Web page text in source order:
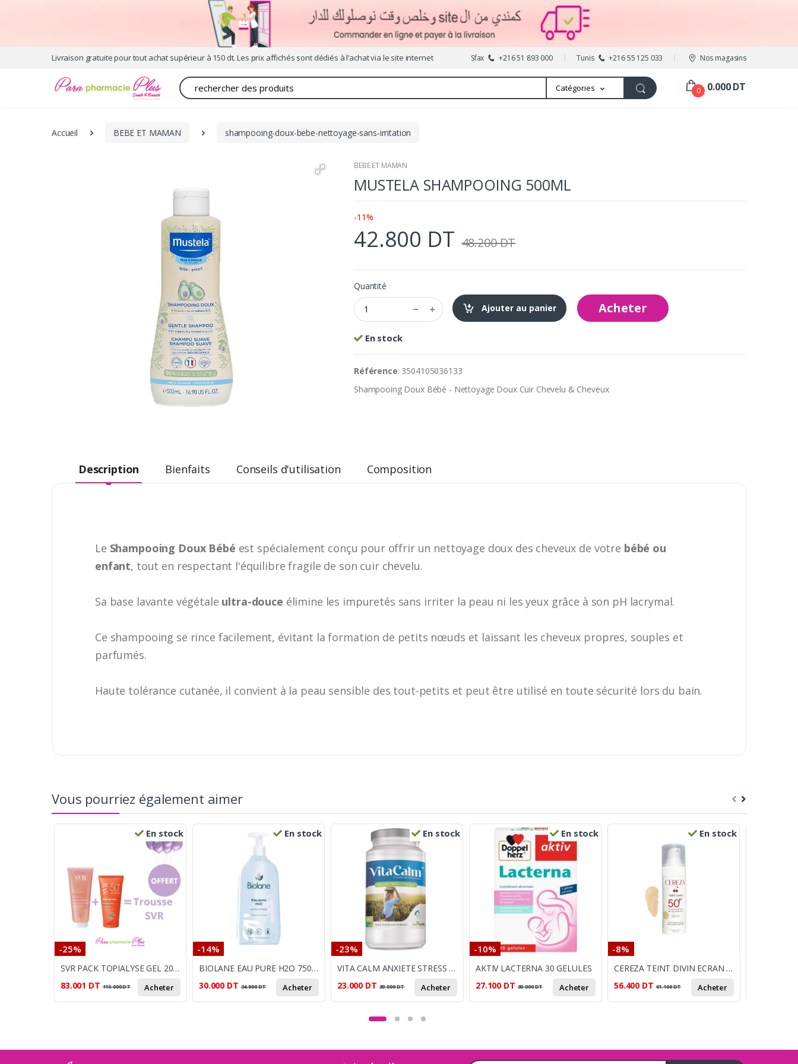
Livraison gratuite pour tout achat supérieur à 150 dt. Les prix affichés sont dédiés à l’achat via le site internet Sfax +216 51 893 000 Tunis +216 55 125 033 Nos magasins
Recherche Catégories 0 0.000 DT
Accueil BEBE ET MAMAN shampooing-doux-bebe-nettoyage-sans-irritation
BEBE ET MAMAN
MUSTELA SHAMPOOING 500ML
-11%
42.800 DT 48.200 DT
Quantité
Ajouter au panier
Acheter
En stock
Référence: 3504105036133
Shampooing Doux Bébé - Nettoyage Doux Cuir Chevelu & Cheveux
Description Bienfaits Conseils d'utilisation Composition
Le Shampooing Doux Bébé est spécialement conçu pour offrir un nettoyage doux des cheveux de votre bébé ou
enfant, tout en respectant l'équilibre fragile de son cuir chevelu.
Sa base lavante végétale ultra-douce élimine les impuretés sans irriter la peau ni les yeux grâce à son pH lacrymal.
Ce shampooing se rince facilement, évitant la formation de petits nœuds et laissant les cheveux propres, souples et
parfumés.
Haute tolérance cutanée, il convient à la peau sensible des tout-petits et peut être utilisé en toute sécurité lors du bain.
Vous pourriez également aimer
En stock
-25%
SVR PACK TOPIALYSE GEL 200ML + SUN SECURE ECRAN+ TROUSSE OFFERT
83.001 DT 110.000DT Acheter
En stock
-14%
BIOLANE EAU PURE H2O 750ML
30.000 DT 34.800DT Acheter
En stock
-23%
VITA CALM ANXIETE STRESS FATIGUE BT 30 GELLULES
23.000 DT 30.000DT Acheter
En stock
-10%
AKTIV LACTERNA 30 GELULES
27.100 DT 30.000DT Acheter
En stock
-8%
CEREZA TEINT DIVIN ECRAN MINERAL BEIGE NATUREL SPF50+
56.400 DT 61.100DT Acheter